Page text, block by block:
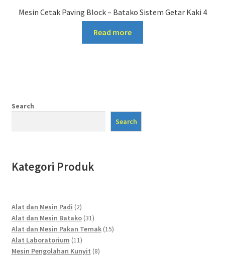
Mesin Cetak Paving Block – Batako Sistem Getar Kaki 4
Read more
Search
Search
Kategori Produk
Alat dan Mesin Padi 22
products
Alat dan Mesin Batako 3131
products
Alat dan Mesin Pakan Ternak 1515
Alat Laboratorium 1111
products
Mesin Pengolahan Kunyit 88